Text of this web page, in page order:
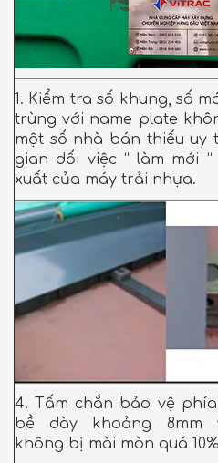
1. Kiểm tra số khung, số
trùng với name plate
một số nhà bán thiếu uy
gian dối việc “ làm mới “
xuất của máy trải nhựa.
4. Tấm chắn bảo vệ
bề dày khoảng 8mm
không bị mài mòn quá 10%